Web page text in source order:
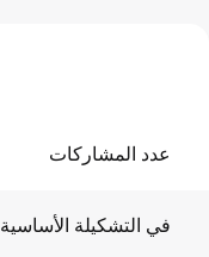
عدد المشاركات
في التشكيلة الأساسية